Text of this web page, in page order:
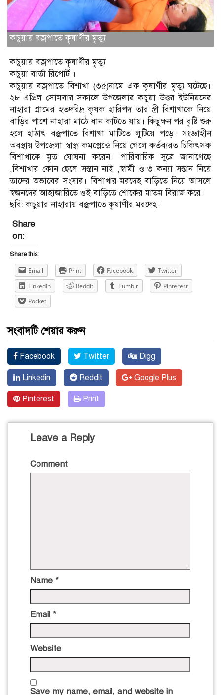
কচুয়ায় বজ্রপাতে কৃষাণীর মৃত্যু
কচুয়ায় বজ্রপাতে কৃষাণীর মৃত্যু
কচুয়া বার্তা রিপোর্ট ॥
কচুয়ায় বজ্রপাতে বিশাখা (৩৫)নামে এক কৃষাণীর মৃত্যু ঘটেছে।
২৮ এপ্রিল সোমবার সকালে উপজেলার কচুয়া উত্তর ইউনিয়নের
নাহারা গ্রামের হতদরিদ্র কৃষক হারিপদ তার স্ত্রী বিশাখাকে নিয়ে
বাড়ির পাশে নাহারা মাঠে ধান কাটতে যায়। কিছুক্ষন পর বৃষ্টি শুরু
হলে হাঠাৎ বজ্রপাতে বিশাখা মাটিতে লুটিয়ে পড়ে। সংজ্ঞাহীন
অবস্থায় উপজেলা স্বাস্থ্য কমপ্লেক্সে নিয়ে গেলে কর্তব্যরত চিকিৎসক
বিশাখাকে মৃত ঘোষনা করেন। পারিবারিক সুত্রে জানাগেছে
,বিশাখার কোন ছেলে সন্তান নাই ,স্বামী ও ৩ কন্যা সন্তান নিয়ে
তাদের অভাবের সংসার। বিশাখার মরদেহ বাড়িতে নিয়ে আসলে
স্বজনদের আহাজারিতে ওই বাড়িতে শোকের মাতম বিরাজ করে।
ছবি: কচুয়ার নাহারায় বজ্রপাতে কৃষাণীর মরদেহ।
Share
on:
Share this:
Email Print Facebook
Twitter
LinkedIn
Reddit Tumblr
Pinterest
Pocket
সংবাদটি শেয়ার করুন
Facebook Twitter Digg
Linkedin Reddit Google Plus
Pinterest Print
Leave a Reply
Comment
Name *
Email *
Website
Save my name, email, and website in